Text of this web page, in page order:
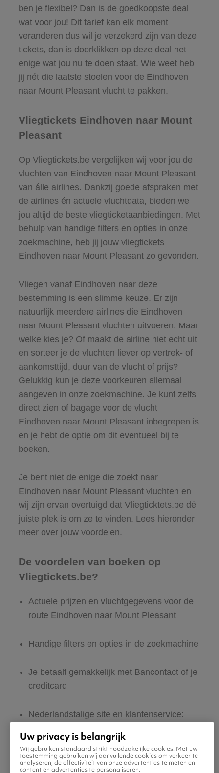
ben je flexibel? Dan is de goedkoopste deal
wat voor jou! Dit tarief kan elk moment
veranderen dus wil je verzekerd zijn van deze
tickets, dan is doorklikken op deze deal het
enige wat jou nu te doen staat. Wie weet heb
jij nét die laatste stoelen voor de Eindhoven
naar Mount Pleasant vlucht te pakken.
Vliegtickets Eindhoven naar Mount
Pleasant
Op Vliegtickets.be vergelijken wij voor jou de
vluchten van Eindhoven naar Mount Pleasant
van álle airlines. Dankzij goede afspraken met
de airlines én actuele vluchtdata, bieden we
jou altijd de beste vliegticketaanbiedingen. Met
behulp van handige filters en opties in onze
zoekmachine, heb jij jouw vliegtickets
Eindhoven naar Mount Pleasant zo gevonden.
Vliegen vanaf Eindhoven naar deze
bestemming is een slimme keuze. Er zijn
natuurlijk meerdere airlines die Eindhoven
naar Mount Pleasant vluchten uitvoeren. Maar
welke kies je? Of maakt de airline niet echt uit
en sorteer je de vluchten liever op vertrek- of
aankomsttijd, duur van de vlucht of prijs?
Gelukkig kun je deze voorkeuren allemaal
aangeven in onze zoekmachine. Je kunt zelfs
direct zien of bagage voor de vlucht
Eindhoven naar Mount Pleasant inbegrepen is
en je hebt de optie om dit eventueel bij te
boeken.
Je bent niet de enige die zoekt naar
Eindhoven naar Mount Pleasant vluchten en
wij zijn ervan overtuigd dat Vliegticktets.be dé
juiste plek is om ze te vinden. Lees hieronder
meer over jouw voordelen.
De voordelen van boeken op
Vliegtickets.be?
Actuele prijzen en vluchtgegevens voor de
route Eindhoven naar Mount Pleasant
Handige filters en opties in de zoekmachine
Je betaalt gemakkelijk met Bancontact of je
creditcard
Nederlandstalige site en klantenservice:
Zeker van veilig boeken en betalen
Uw privacy is belangrijk
Wij gebruiken standaard strikt noodzakelijke cookies. Met uw
toestemming gebruiken wij aanvullende cookies om verkeer te
analyseren, de effectiviteit van onze advertenties te meten en
content en advertenties te personaliseren.